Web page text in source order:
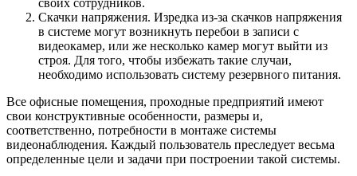
своих сотрудников.
Скачки напряжения. Изредка из-за скачков напряжения
в системе могут возникнуть перебои в записи с
видеокамер, или же несколько камер могут выйти из
строя. Для того, чтобы избежать такие случаи,
необходимо использовать систему резервного питания.
Все офисные помещения, проходные предприятий имеют
свои конструктивные особенности, размеры и,
соответственно, потребности в монтаже системы
видеонаблюдения. Каждый пользователь преследует весьма
определенные цели и задачи при построении такой системы.